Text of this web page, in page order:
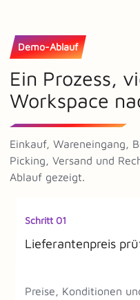
Demo-Ablauf
Ein Prozess,
Workspace
Einkauf, Wareneingang,
Picking, Versand und
Ablauf gezeigt.
Schritt 01
Lieferantenpreis
Preise, Konditionen